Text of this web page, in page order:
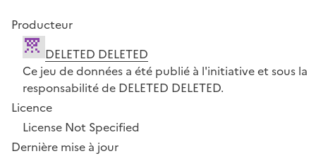
Producteur
DELETED DELETED
Ce jeu de données a été publié à l'initiative et sous la
responsabilité de DELETED DELETED.
Licence
License Not Specified
Dernière mise à jour